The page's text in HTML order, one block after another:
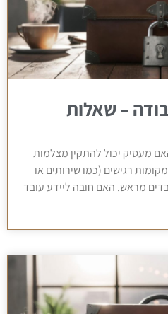
– שאלות
מעסיק יכול להתקין מצלמות
רגישים (כמו שירותים או
מראש. האם חובה ליידע עובד